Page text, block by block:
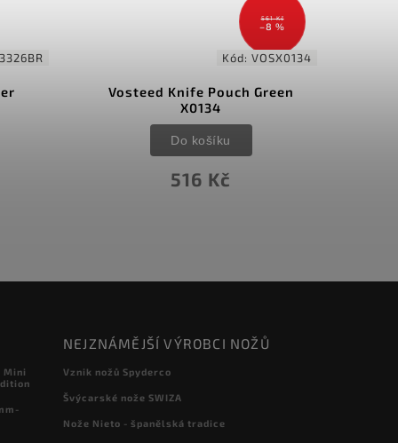
561 Kč
–8 %
Kód: VOSX0134
Vosteed Knife Pouch Green
X0134
516 Kč
Do košíku
Mini
NEJZNÁMĚJŠÍ VÝROBCI NOŽŮ
Vznik nožů Spyderco
Švýcarské nože SWIZA
Nože Nieto - španělská tradice